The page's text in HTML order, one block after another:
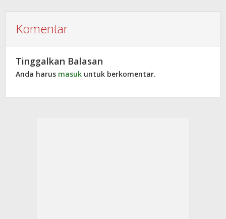
Komentar
Tinggalkan Balasan
Anda harus masuk untuk berkomentar.